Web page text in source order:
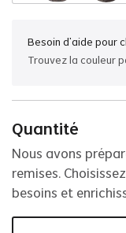
Besoin d'aide pour
Trouvez la couleur
Quantité
Nous avons
remises.
besoins et